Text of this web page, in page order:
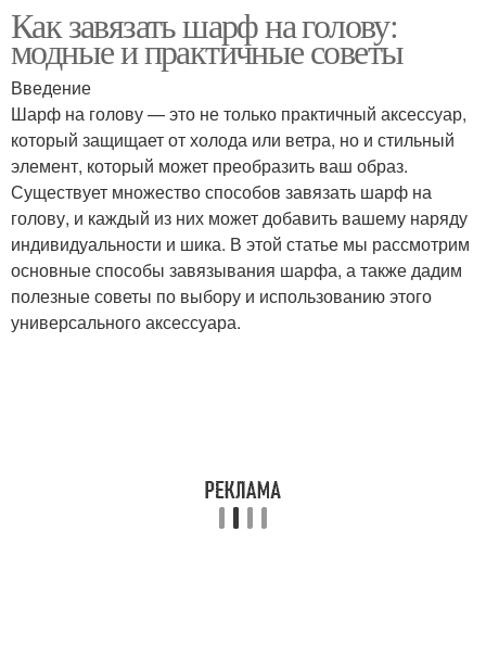
Как завязать шарф на голову:
модные и практичные советы
Введение
Шарф на голову — это не только практичный аксессуар,
который защищает от холода или ветра, но и стильный
элемент, который может преобразить ваш образ.
Существует множество способов завязать шарф на
голову, и каждый из них может добавить вашему наряду
индивидуальности и шика. В этой статье мы рассмотрим
основные способы завязывания шарфа, а также дадим
полезные советы по выбору и использованию этого
универсального аксессуара.